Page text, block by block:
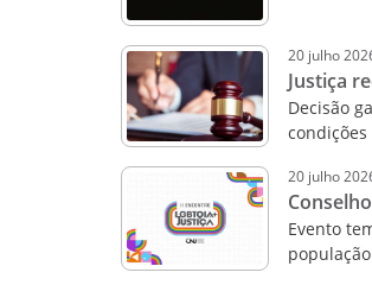
20 julho
Justiça
Decisão
20 julho
Evento
população